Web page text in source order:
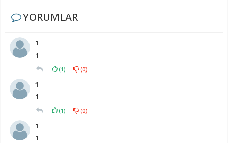
YORUMLAR
1
1
(1) (0)
1
1
(1) (0)
1
1